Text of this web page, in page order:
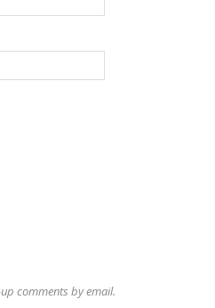
comments by email.